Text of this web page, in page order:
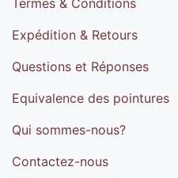
Termes & Conditions
Expédition & Retours
Questions et Réponses
Equivalence des pointures
Qui sommes-nous?
Contactez-nous